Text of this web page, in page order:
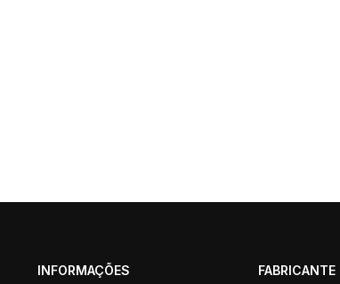
INFORMAÇÕES FABRICANTE